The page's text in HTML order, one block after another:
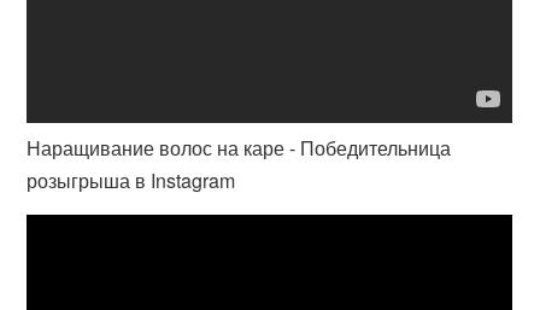
Наращивание волос на каре - Победительница
розыгрыша в Instagram